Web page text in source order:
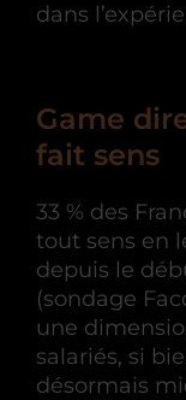
dans
Game
fait sens
33 % des
tout sens en
depuis le
(sondage
une
salariés, si
désormais